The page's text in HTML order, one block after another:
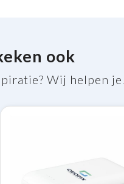
ook
Wij helpen